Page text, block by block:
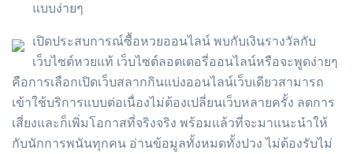
แบบง่ายๆ
เปิดประสบการณ์ซื้อหวยออนไลน์ พบกับเงินรางวัลกับ
เว็บไซต์หวยแท้ เว็บไซต์ลอตเตอรี่ออนไลน์หรือจะพูดง่ายๆ
คือการเลือกเปิดเว็บสลากกินแบ่งออนไลน์เว็บเดียวสามารถ
เข้าใช้บริการแบบต่อเนื่องไม่ต้องเปลี่ยนเว็บหลายครั้ง ลดการ
เสี่ยงและก็เพิ่มโอกาสที่จริงจริง พร้อมแล้วที่จะมาแนะนำให้
กับนักการพนันทุกคน อ่านข้อมูลทั้งหมดทั้งปวง ไม่ต้องรับไม่